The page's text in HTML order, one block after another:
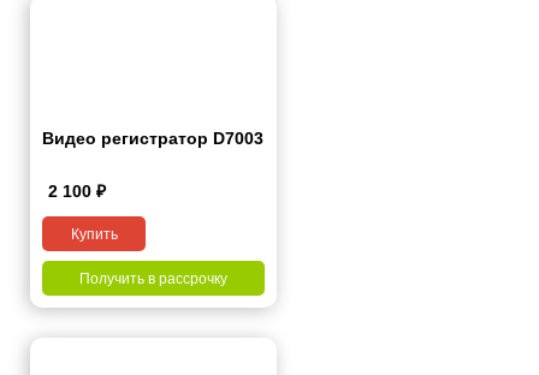
Видео регистратор D7003
2 100 ₽
Купить
Получить в рассрочку